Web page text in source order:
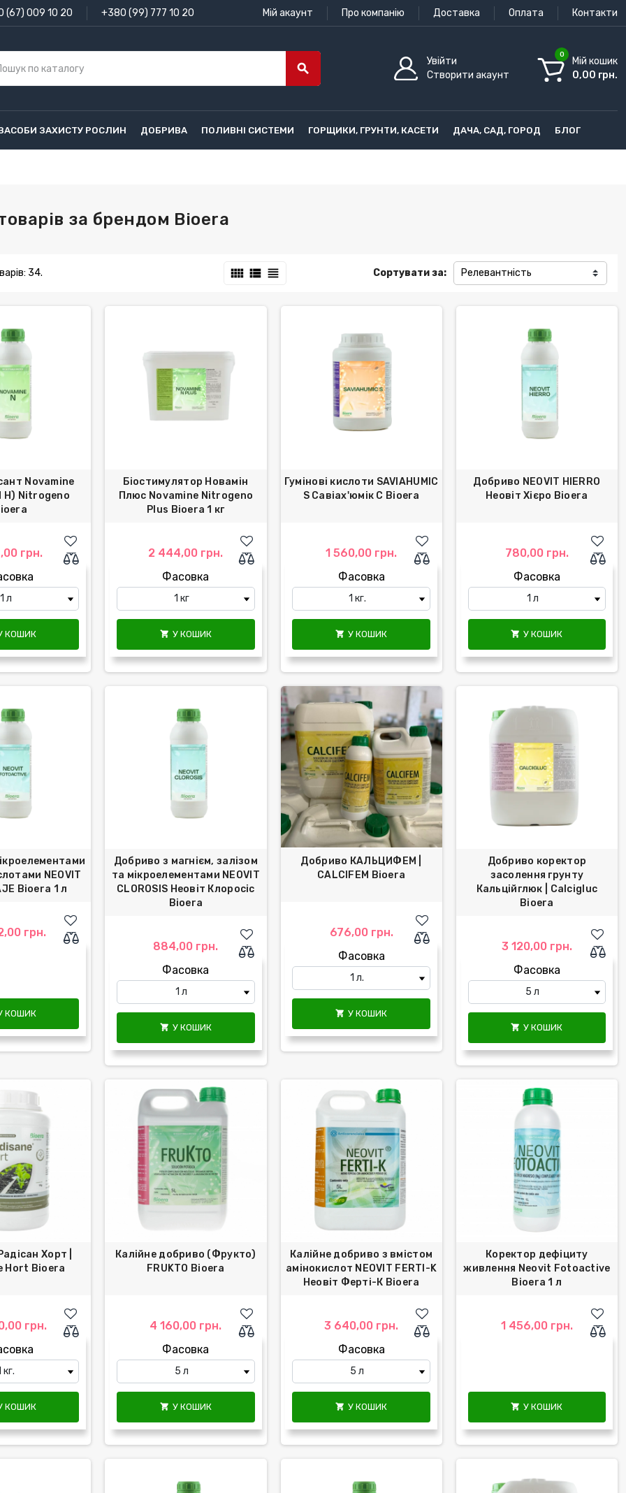
(67) 009 10 20 +380 (99) 777 10 20 Мій акаунт Про компанію Доставка Оплата Контакти
search
Увійти
Створити акаунт
0
Мій кошик
0,00 грн.
ЗАХИСТУ РОСЛИН ДОБРИВА ПОЛИВНІ СИСТЕМИ ГОРЩИКИ, ГРУНТИ, КАСЕТИ ДАЧА, САД, ГОРОД БЛОГ
за брендом Bioera
view_comfy view_list view_headline Сортувати за: Релевантність
34.
Novamine
Н) Nitrogeno
грн.
КОШИК
Біостимулятор Новамін
Плюс Novamine Nitrogeno
Plus Bioera 1 кг
2 444,00 грн.
Фасовка
 У КОШИК
Гумінові кислоти SAVIAHUMIC
S Савіах'юмік С Bioera
1 560,00 грн.
Фасовка
 У КОШИК
Добриво NEOVIT HIERRO
Неовіт Хієро Bioera
780,00 грн.
Фасовка
 У КОШИК
NEOVIT
Bioera 1 л
грн.
КОШИК
Добриво з магнієм, залізом
та мікроелементами NEOVIT
CLOROSIS Неовіт Клоросіс
Bioera
884,00 грн.
Фасовка
 У КОШИК
Добриво КАЛЬЦИФЕМ |
CALCIFEM Bioera
676,00 грн.
Фасовка
 У КОШИК
Добриво коректор
засолення грунту
Кальційглюк | Calcigluc
Bioera
3 120,00 грн.
Фасовка
 У КОШИК
Хорт |
Hort Bioera
грн.
КОШИК
Калійне добриво (Фрукто)
FRUKTO Bioera
4 160,00 грн.
Фасовка
 У КОШИК
Калійне добриво з вмістом
амінокислот NEOVIT FERTI-K
Неовіт Ферті-К Bioera
3 640,00 грн.
Фасовка
 У КОШИК
Коректор дефіциту
живлення Neovit Fotoactive
Bioera 1 л
1 456,00 грн.
 У КОШИК